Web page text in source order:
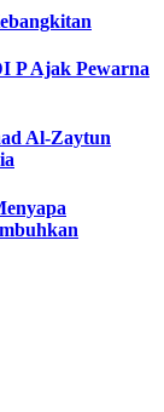
P Ajak Pewarna
Al-Zaytun